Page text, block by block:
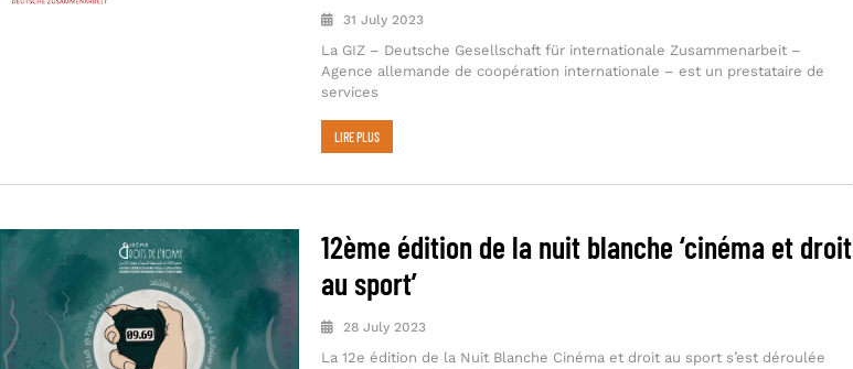
31 July 2023
La GIZ – Deutsche Gesellschaft für internationale Zusammenarbeit –
Agence allemande de coopération internationale – est un prestataire de
services
LIRE PLUS
12ème édition de la nuit blanche ‘cinéma et droit
au sport’
28 July 2023
La 12e édition de la Nuit Blanche Cinéma et droit au sport s’est déroulée